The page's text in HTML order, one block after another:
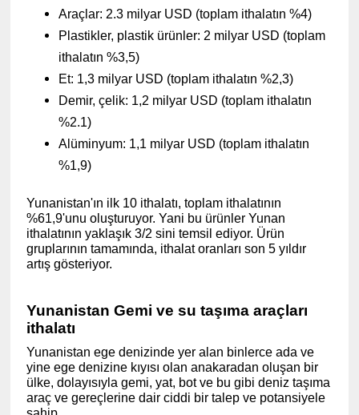
Araçlar: 2.3 milyar USD (toplam ithalatın %4)
Plastikler, plastik ürünler: 2 milyar USD (toplam
ithalatın %3,5)
Et: 1,3 milyar USD (toplam ithalatın %2,3)
Demir, çelik: 1,2 milyar USD (toplam ithalatın
%2.1)
Alüminyum: 1,1 milyar USD (toplam ithalatın
%1,9)
Yunanistan'ın ilk 10 ithalatı, toplam ithalatının
%61,9'unu oluşturuyor. Yani bu ürünler Yunan
ithalatının yaklaşık 3/2 sini temsil ediyor. Ürün
gruplarının tamamında, ithalat oranları son 5 yıldır
artış gösteriyor.
Yunanistan Gemi ve su taşıma araçları
ithalatı
Yunanistan ege denizinde yer alan binlerce ada ve
yine ege denizine kıyısı olan anakaradan oluşan bir
ülke, dolayısıyla gemi, yat, bot ve bu gibi deniz taşıma
araç ve gereçlerine dair ciddi bir talep ve potansiyele